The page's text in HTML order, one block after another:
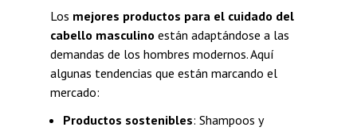
Los mejores productos para el cuidado del
cabello masculino están adaptándose a las
demandas de los hombres modernos. Aquí
algunas tendencias que están marcando el
mercado:
Productos sostenibles: Shampoos y